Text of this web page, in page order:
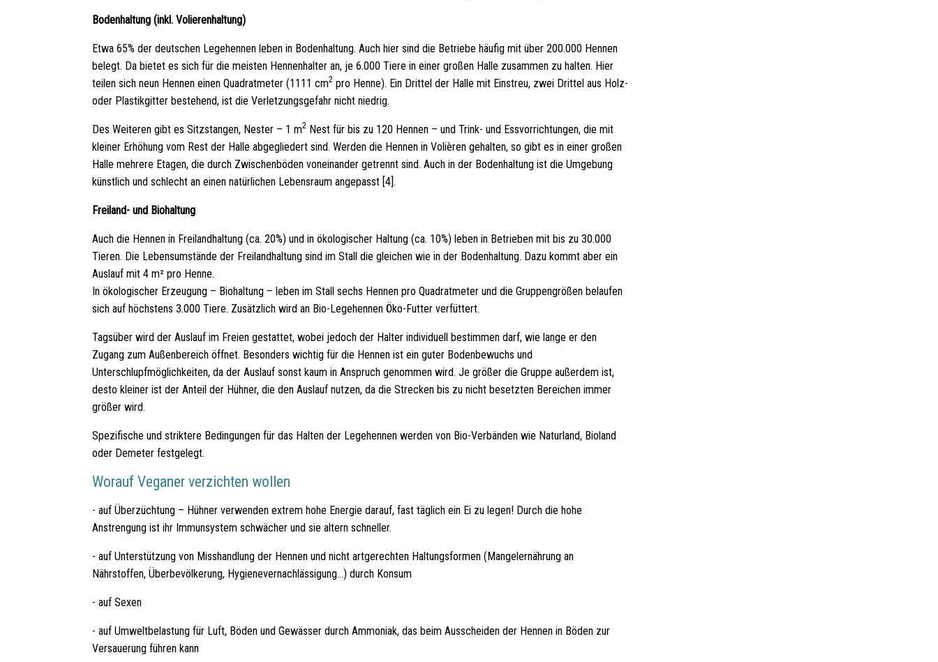
Bodenhaltung (inkl. Volierenhaltung)
Etwa 65% der deutschen Legehennen leben in Bodenhaltung. Auch hier sind die Betriebe häufig mit über 200.000 Hennen
belegt. Da bietet es sich für die meisten Hennenhalter an, je 6.000 Tiere in einer großen Halle zusammen zu halten. Hier
teilen sich neun Hennen einen Quadratmeter (1111 cm2 pro Henne). Ein Drittel der Halle mit Einstreu, zwei Drittel aus Holz-
oder Plastikgitter bestehend, ist die Verletzungsgefahr nicht niedrig.
Des Weiteren gibt es Sitzstangen, Nester – 1 m2 Nest für bis zu 120 Hennen – und Trink- und Essvorrichtungen, die mit
kleiner Erhöhung vom Rest der Halle abgegliedert sind. Werden die Hennen in Volièren gehalten, so gibt es in einer großen
Halle mehrere Etagen, die durch Zwischenböden voneinander getrennt sind. Auch in der Bodenhaltung ist die Umgebung
künstlich und schlecht an einen natürlichen Lebensraum angepasst [4].
Freiland- und Biohaltung
Auch die Hennen in Freilandhaltung (ca. 20%) und in ökologischer Haltung (ca. 10%) leben in Betrieben mit bis zu 30.000
Tieren. Die Lebensumstände der Freilandhaltung sind im Stall die gleichen wie in der Bodenhaltung. Dazu kommt aber ein
Auslauf mit 4 m² pro Henne.
In ökologischer Erzeugung – Biohaltung – leben im Stall sechs Hennen pro Quadratmeter und die Gruppengrößen belaufen
sich auf höchstens 3.000 Tiere. Zusätzlich wird an Bio-Legehennen Öko-Futter verfüttert.
Tagsüber wird der Auslauf im Freien gestattet, wobei jedoch der Halter individuell bestimmen darf, wie lange er den
Zugang zum Außenbereich öffnet. Besonders wichtig für die Hennen ist ein guter Bodenbewuchs und
Unterschlupfmöglichkeiten, da der Auslauf sonst kaum in Anspruch genommen wird. Je größer die Gruppe außerdem ist,
desto kleiner ist der Anteil der Hühner, die den Auslauf nutzen, da die Strecken bis zu nicht besetzten Bereichen immer
größer wird.
Spezifische und striktere Bedingungen für das Halten der Legehennen werden von Bio-Verbänden wie Naturland, Bioland
oder Demeter festgelegt.
Worauf Veganer verzichten wollen
- auf Überzüchtung – Hühner verwenden extrem hohe Energie darauf, fast täglich ein Ei zu legen! Durch die hohe
Anstrengung ist ihr Immunsystem schwächer und sie altern schneller.
- auf Unterstützung von Misshandlung der Hennen und nicht artgerechten Haltungsformen (Mangelernährung an
Nährstoffen, Überbevölkerung, Hygienevernachlässigung…) durch Konsum
- auf Sexen
- auf Umweltbelastung für Luft, Böden und Gewässer durch Ammoniak, das beim Ausscheiden der Hennen in Böden zur
Versauerung führen kann